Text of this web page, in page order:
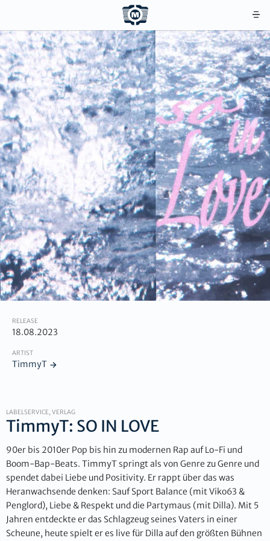
RELEASE
18.08.2023
ARTIST
TimmyT
LABELSERVICE, VERLAG
TimmyT: SO IN LOVE
90er bis 2010er Pop bis hin zu modernen Rap auf Lo-Fi und
Boom-Bap-Beats. TimmyT springt als von Genre zu Genre und
spendet dabei Liebe und Positivity. Er rappt über das was
Heranwachsende denken: Sauf Sport Balance (mit Viko63 &
Penglord), Liebe & Respekt und die Partymaus (mit Dilla). Mit 5
Jahren entdeckte er das Schlagzeug seines Vaters in einer
Scheune, heute spielt er es live für Dilla auf den größten Bühnen